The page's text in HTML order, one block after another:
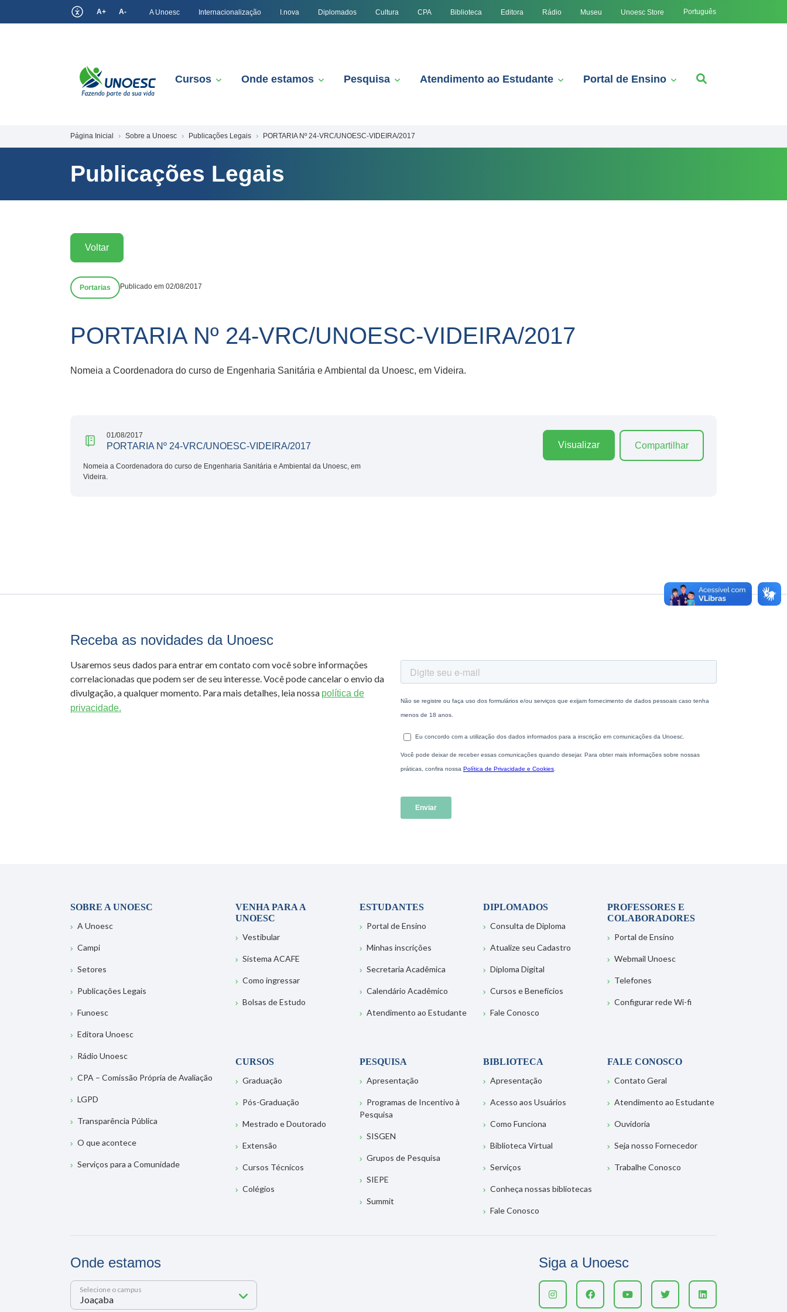
A+ A- A Unoesc Internacionalização I.nova Diplomados Cultura CPA Biblioteca Editora Rádio Museu Unoesc Store Português
Cursos Onde estamos Pesquisa Atendimento ao Estudante Portal de Ensino
Página Inicial Sobre a Unoesc Publicações Legais PORTARIA Nº 24-VRC/UNOESC-VIDEIRA/2017
Publicações Legais
Voltar
Portarias Publicado em 02/08/2017
PORTARIA Nº 24-VRC/UNOESC-VIDEIRA/2017
Nomeia a Coordenadora do curso de Engenharia Sanitária e Ambiental da Unoesc, em Videira.
01/08/2017
PORTARIA Nº 24-VRC/UNOESC-VIDEIRA/2017
Nomeia a Coordenadora do curso de Engenharia Sanitária e Ambiental da Unoesc, em
Videira.
Visualizar Compartilhar
Receba as novidades da Unoesc
Usaremos seus dados para entrar em contato com você sobre informações
correlacionadas que podem ser de seu interesse. Você pode cancelar o envio da
divulgação, a qualquer momento. Para mais detalhes, leia nossa política de
privacidade.
SOBRE A UNOESC
A Unoesc
Campi
Setores
Publicações Legais
Funoesc
Editora Unoesc
Rádio Unoesc
CPA – Comissão Própria de Avaliação
LGPD
Transparência Pública
O que acontece
Serviços para a Comunidade
VENHA PARA A
UNOESC
Vestibular
Sistema ACAFE
Como ingressar
Bolsas de Estudo
ESTUDANTES
Portal de Ensino
Minhas inscrições
Secretaria Acadêmica
Calendário Acadêmico
Atendimento ao Estudante
DIPLOMADOS
Consulta de Diploma
Atualize seu Cadastro
Diploma Digital
Cursos e Benefícios
Fale Conosco
PROFESSORES E
COLABORADORES
Portal de Ensino
Webmail Unoesc
Telefones
Configurar rede Wi-fi
CURSOS
Graduação
Pós-Graduação
Mestrado e Doutorado
Extensão
Cursos Técnicos
Colégios
PESQUISA
Apresentação
Programas de Incentivo à
Pesquisa
SISGEN
Grupos de Pesquisa
SIEPE
Summit
BIBLIOTECA
Apresentação
Acesso aos Usuários
Como Funciona
Biblioteca Virtual
Serviços
Conheça nossas bibliotecas
Fale Conosco
FALE CONOSCO
Contato Geral
Atendimento ao Estudante
Ouvidoria
Seja nosso Fornecedor
Trabalhe Conosco
Onde estamos
Selecione o campus
Siga a Unoesc